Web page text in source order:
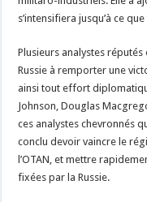
s’intensifiera jusqu’à ce
Plusieurs analystes
Russie à remporter une
ainsi tout effort
Johnson, Douglas
ces analystes chevronnés
conclu devoir vaincre le
l’OTAN, et mettre
fixées par la Russie.